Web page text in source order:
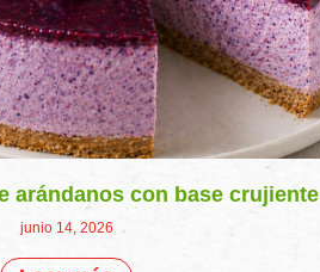
arándanos con base crujiente
junio 14, 2026